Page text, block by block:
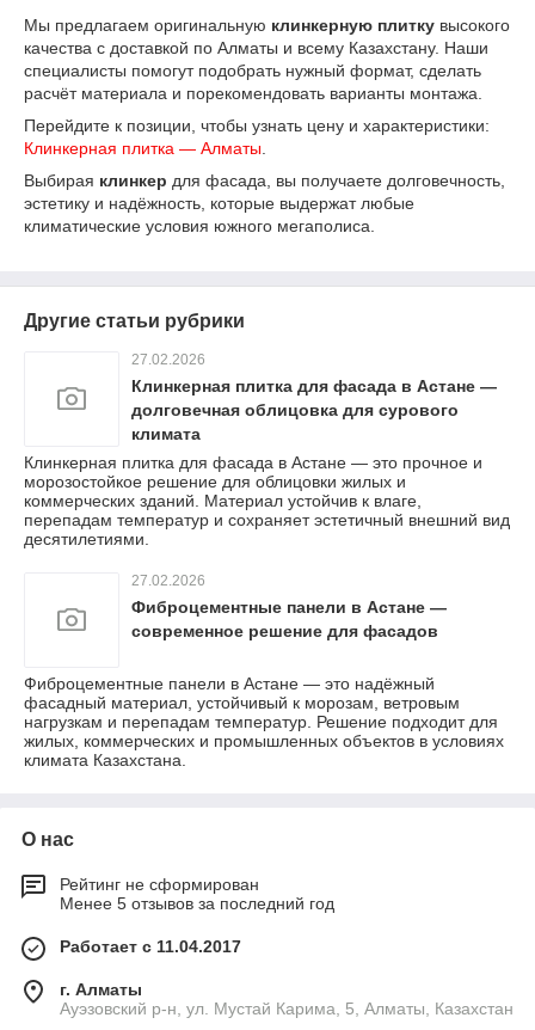
Мы предлагаем оригинальную клинкерную плитку высокого
качества с доставкой по Алматы и всему Казахстану. Наши
специалисты помогут подобрать нужный формат, сделать
расчёт материала и порекомендовать варианты монтажа.
Перейдите к позиции, чтобы узнать цену и характеристики:
Клинкерная плитка — Алматы
Выбирая клинкер для фасада, вы получаете долговечность,
эстетику и надёжность, которые выдержат любые
климатические условия южного мегаполиса.
Другие статьи рубрики
27.02.2026
Клинкерная плитка для фасада в Астане —
долговечная облицовка для сурового
климата
Клинкерная плитка для фасада в Астане — это прочное и
морозостойкое решение для облицовки жилых и
коммерческих зданий. Материал устойчив к влаге,
перепадам температур и сохраняет эстетичный внешний вид
десятилетиями.
27.02.2026
Фиброцементные панели в Астане —
современное решение для фасадов
Фиброцементные панели в Астане — это надёжный
фасадный материал, устойчивый к морозам, ветровым
нагрузкам и перепадам температур. Решение подходит для
жилых, коммерческих и промышленных объектов в условиях
климата Казахстана.
О нас
Рейтинг не сформирован
Менее 5 отзывов за последний год
Работает с 11.04.2017
г. Алматы
​Ауэзовский р-н, ул. Мустай Карима, 5, Алматы, Казахстан